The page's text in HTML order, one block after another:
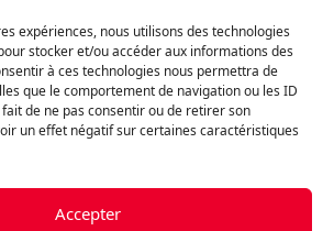
expériences, nous utilisons des technologies
stocker et/ou accéder aux informations des
à ces technologies nous permettra de
que le comportement de navigation ou les ID
de ne pas consentir ou de retirer son
un effet négatif sur certaines caractéristiques
Accepter